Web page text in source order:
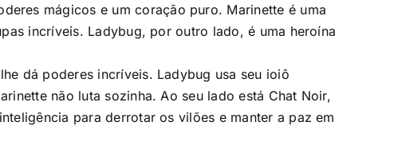
mágicos e um coração puro. Marinette é uma
incríveis. Ladybug, por outro lado, é uma heroína
dá poderes incríveis. Ladybug usa seu ioiô
não luta sozinha. Ao seu lado está Chat Noir,
para derrotar os vilões e manter a paz em